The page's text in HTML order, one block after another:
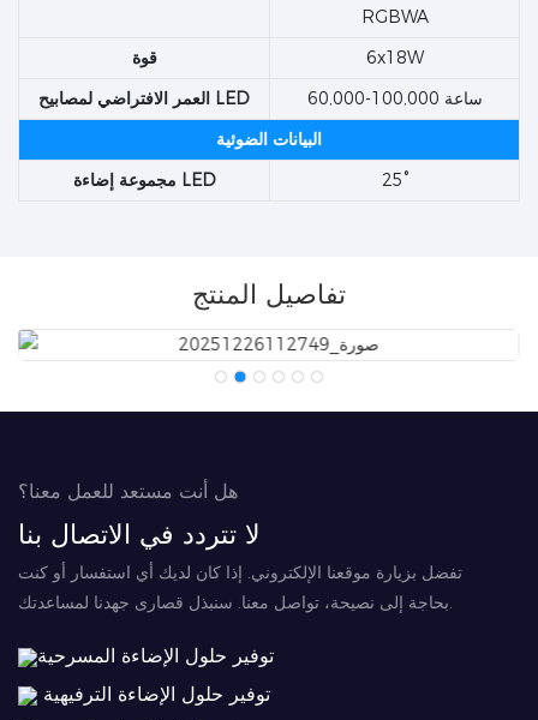
RGBWA
قوة
6x18W
العمر الافتراضي لمصابيح LED
60,000-100,000 ساعة
البيانات الضوئية
مجموعة إضاءة LED
25°
تفاصيل المنتج
هل أنت مستعد للعمل معنا؟
لا تتردد في الاتصال بنا
تفضل بزيارة موقعنا الإلكتروني. إذا كان لديك أي استفسار أو كنت
بحاجة إلى نصيحة، تواصل معنا. سنبذل قصارى جهدنا لمساعدتك.
توفير حلول الإضاءة المسرحية
توفير حلول الإضاءة الترفيهية